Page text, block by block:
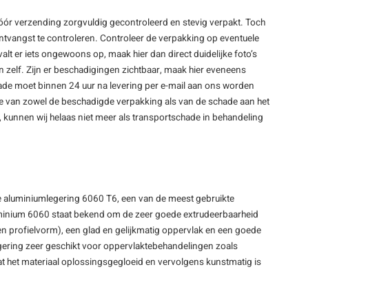
verzending zorgvuldig gecontroleerd en stevig verpakt. Toch
te controleren. Controleer de verpakking op eventuele
er iets ongewoons op, maak hier dan direct duidelijke foto’s
Zijn er beschadigingen zichtbaar, maak hier eveneens
moet binnen 24 uur na levering per e-mail aan ons worden
zowel de beschadigde verpakking als van de schade aan het
wij helaas niet meer als transportschade in behandeling
6060 T6, een van de meest gebruikte
6060 staat bekend om de zeer goede extrudeerbaarheid
profielvorm), een glad en gelijkmatig oppervlak en een goede
zeer geschikt voor oppervlaktebehandelingen zoals
het materiaal oplossingsgegloeid en vervolgens kunstmatig is